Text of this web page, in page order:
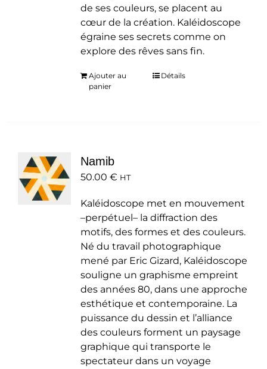
de ses couleurs, se placent au
cœur de la création. Kaléidoscope
égraine ses secrets comme on
explore des rêves sans fin.
Ajouter au
panier
Détails
Namib
50.00 € HT
Kaléidoscope met en mouvement
–perpétuel– la diffraction des
motifs, des formes et des couleurs.
Né du travail photographique
mené par Eric Gizard, Kaléidoscope
souligne un graphisme empreint
des années 80, dans une approche
esthétique et contemporaine. La
puissance du dessin et l’alliance
des couleurs forment un paysage
graphique qui transporte le
spectateur dans un voyage